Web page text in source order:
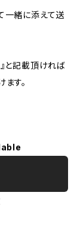
一緒に添えて送
と記載頂ければ
す。